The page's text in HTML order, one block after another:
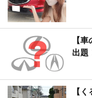
【
出題
【